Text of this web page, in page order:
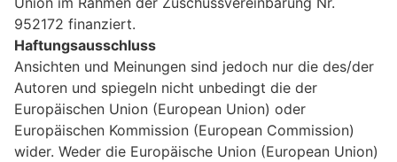
952172 finanziert.
Haftungsausschluss
Ansichten und Meinungen sind jedoch nur die des/der
Autoren und spiegeln nicht unbedingt die der
Europäischen Union (European Union) oder
Europäischen Kommission (European Commission)
wider. Weder die Europäische Union (European Union)